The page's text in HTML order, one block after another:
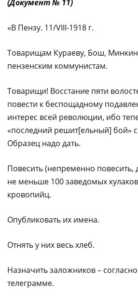
(Документ № 11)
«В Пензу. 11/VIII-1918 г.
Товарищам Кураеву, Бош,
пензенским коммунистам.
Товарищи! Восстание пяти
повести к беспощадному
интерес всей революции, ибо
«последний решит[ельный] бой»
Образец надо дать.
Повесить (непременно повесить,
не меньше 100 заведомых
кровопийц.
Опубликовать их имена.
Отнять у них весь хлеб.
Назначить заложников –
телеграмме.